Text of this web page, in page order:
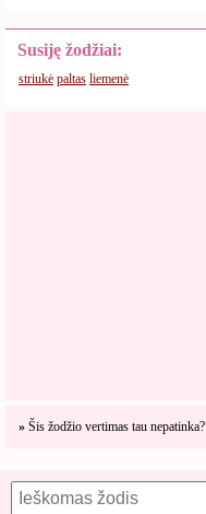
Susiję žodžiai:
striukė paltas liemenė
» Šis žodžio vertimas tau nepatinka?